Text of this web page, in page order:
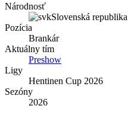
Národnosť
Slovenská republika
Pozícia
Brankár
Aktuálny tím
Preshow
Ligy
Hentinen Cup 2026
Sezóny
2026